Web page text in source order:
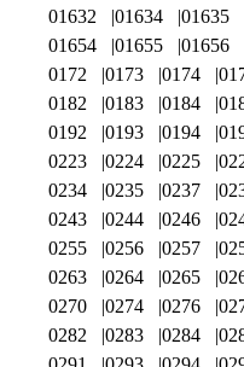
01632
01634 01635
01654
01655 01656
0172
0173 0174
0182
0183 0184
0192
0193 0194
0223
0224 0225
0234
0235 0237
0243
0244 0246
0255
0256 0257
0263
0264 0265
0270
0274 0276
0282
0283 0284